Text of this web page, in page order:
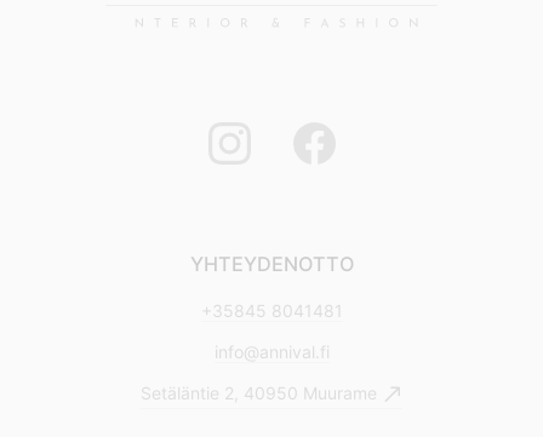
YHTEYDENOTTO
+35845 8041481
info@annival.fi
Setäläntie 2, 40950 Muurame